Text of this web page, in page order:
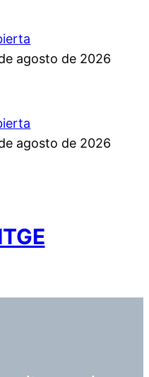
agosto de 2026
agosto de 2026